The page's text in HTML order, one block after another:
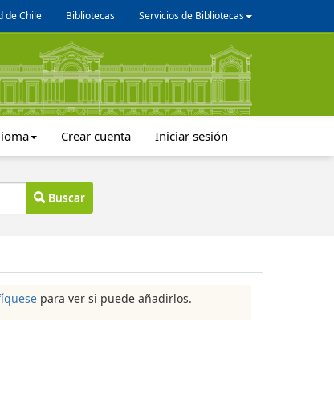
de Chile Bibliotecas Servicios de Bibliotecas
Crear cuenta Iniciar sesión
Buscar
para ver si puede añadirlos.